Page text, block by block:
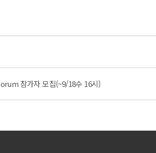
참가자 모집(~9/18수 16시)